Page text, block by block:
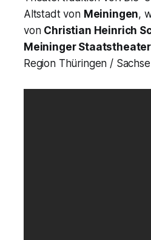
Altstadt von Meiningen,
von Christian Heinrich
Meininger Staatstheater
Region Thüringen /